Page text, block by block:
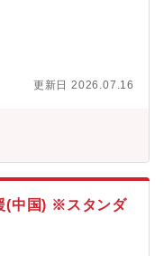
題ヒアリングと改善提
義・プロジェクトマネ
頼・進捗管理・新しい
マレジ、生成AIなどの
ーであり、特にDXや生
招聘し、当社のDX化及
す。■会社紹介：
【配属組織】シ
籍※常に最新技術を取り
会が豊富です。【働き
業可 ※他の会社等に雇
許可しております・残
更新日 2026.07.16
(中国) ※スタンダ